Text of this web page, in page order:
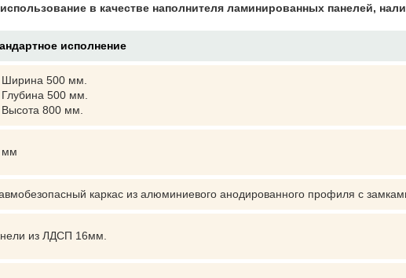
использование в качестве наполнителя ламинированных панелей,
исполнение
Ширина 500 мм.
Глубина 500 мм.
Высота 800 мм.
мм
каркас из алюминиевого анодированного профиля с
из ЛДСП 16мм.